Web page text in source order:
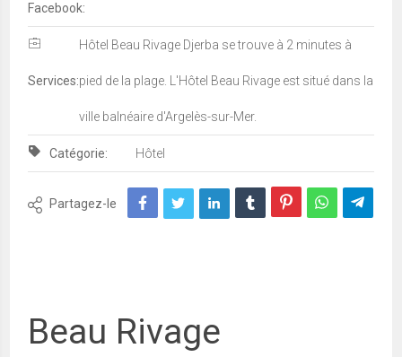
Facebook:
Services:
Hôtel Beau Rivage Djerba se trouve à 2 minutes à
pied de la plage. L'Hôtel Beau Rivage est situé dans la
ville balnéaire d'Argelès-sur-Mer.
Catégorie: Hôtel
Partagez-le
Beau Rivage